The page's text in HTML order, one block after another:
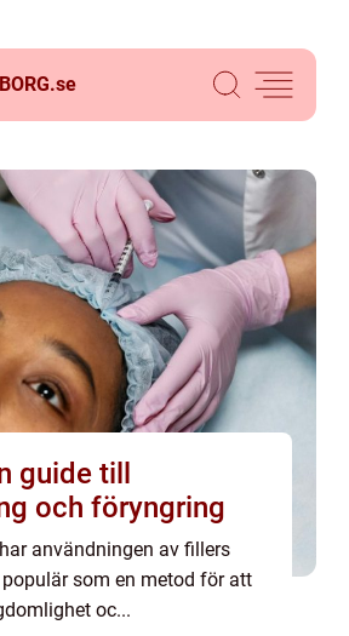
se
guide till
och föryngring
användningen av fillers
som en metod för att
oc...